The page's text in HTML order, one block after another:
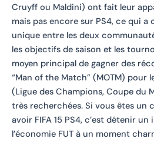
Cruyff ou Maldini) ont fait leur
mais pas encore sur PS4, ce qui a
unique entre les deux
les objectifs de saison et les
moyen principal de gagner des
“Man of the Match” (MOTM) pour
(Ligue des Champions, Coupe du
très recherchées. Si vous êtes un
avoir FIFA 15 PS4, c’est détenir
l’économie FUT à un moment